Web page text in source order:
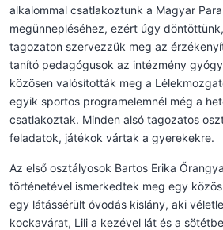
alkalommal csatlakoztunk a Magyar
megünnepléséhez, ezért úgy
tagozaton szervezzük meg az
tanító pedagógusok az intézmény
közösen valósították meg a
egyik sportos programelemnél még a
csatlakoztak. Minden alsó tagozatos
feladatok, játékok vártak a gyerekekre.
Az első osztályosok Bartos Erika
történetével ismerkedtek meg egy
egy látássérült óvodás kislány, aki
kockavárat, Lili a kezével lát és a